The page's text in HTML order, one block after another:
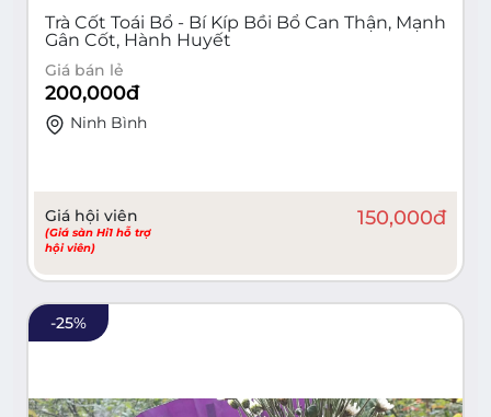
Trà Cốt Toái Bổ - Bí Kíp Bồi Bổ Can Thận, Mạnh
Gân Cốt, Hành Huyết
Giá bán lẻ
200,000đ
Ninh Bình
Giá hội viên
(Giá sàn Hi1 hỗ trợ
hội viên)
150,000đ
-25%